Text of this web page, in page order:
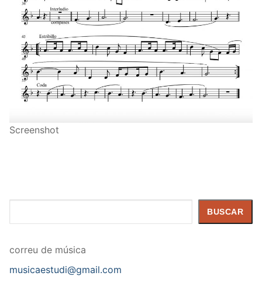
Screenshot
BUSCAR
correu de música
musicaestudi@gmail.com